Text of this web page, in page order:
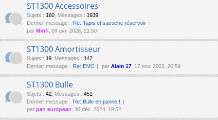
ST1300 Accessoires
Sujets : 160 Messages : 1939
Dernier message : Re: Tapis et sacoche réservoir
par Minfi , 09 avr. 2026, 21:50
ST1300 Amortisseur
Sujets : 19 Messages : 142
Dernier message : Re: EMC par Alain 17 , 17 nov. 2022, 20:59
ST1300 Bulle
Sujets : 42 Messages : 451
Dernier message : Re: Bulle en panne !
par pan european , 30 déc. 2024, 19:52